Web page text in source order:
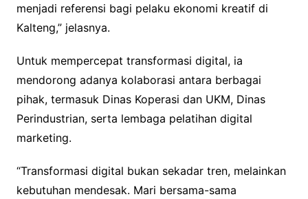
menjadi referensi bagi pelaku ekonomi kreatif di
Kalteng,” jelasnya.
Untuk mempercepat transformasi digital, ia
mendorong adanya kolaborasi antara berbagai
pihak, termasuk Dinas Koperasi dan UKM, Dinas
Perindustrian, serta lembaga pelatihan digital
marketing.
“Transformasi digital bukan sekadar tren, melainkan
kebutuhan mendesak. Mari bersama-sama